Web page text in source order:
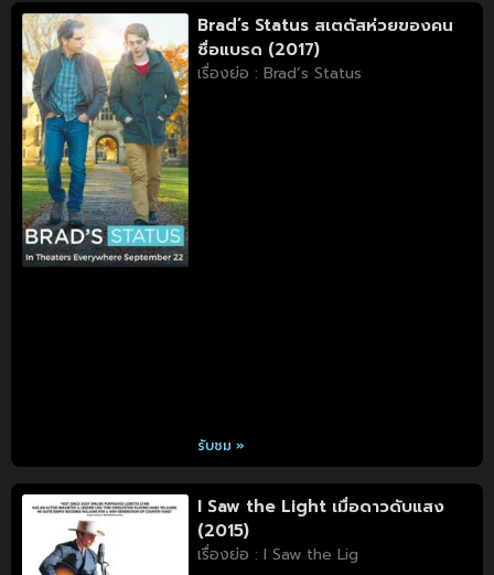
Brad’s Status สเตตัสห่วยของคน
ชื่อแบรด (2017)
เรื่องย่อ : Brad’s Status
รับชม »
I Saw the Light เมื่อดาวดับแสง
(2015)
เรื่องย่อ : I Saw the Lig